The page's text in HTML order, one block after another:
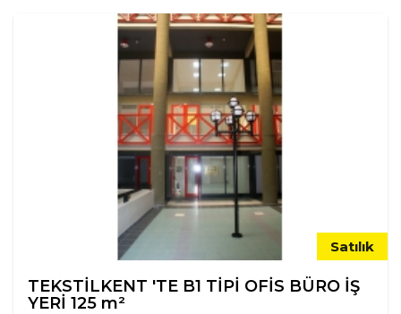
Satılık
TEKSTİLKENT 'TE B1 TİPİ OFİS BÜRO İŞ
YERİ 125 m²